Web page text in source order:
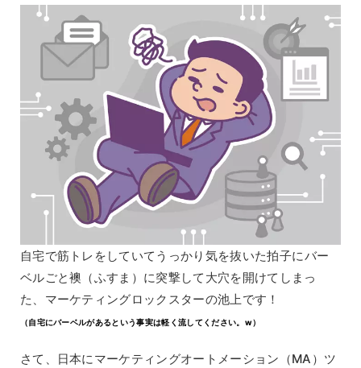
自宅で筋トレをしていてうっかり気を抜いた拍子にバー
ベルごと襖（ふすま）に突撃して大穴を開けてしまっ
た、マーケティングロックスターの池上です！
（自宅にバーベルがあるという事実は軽く流してください。w）
さて、日本にマーケティングオートメーション（MA）ツ